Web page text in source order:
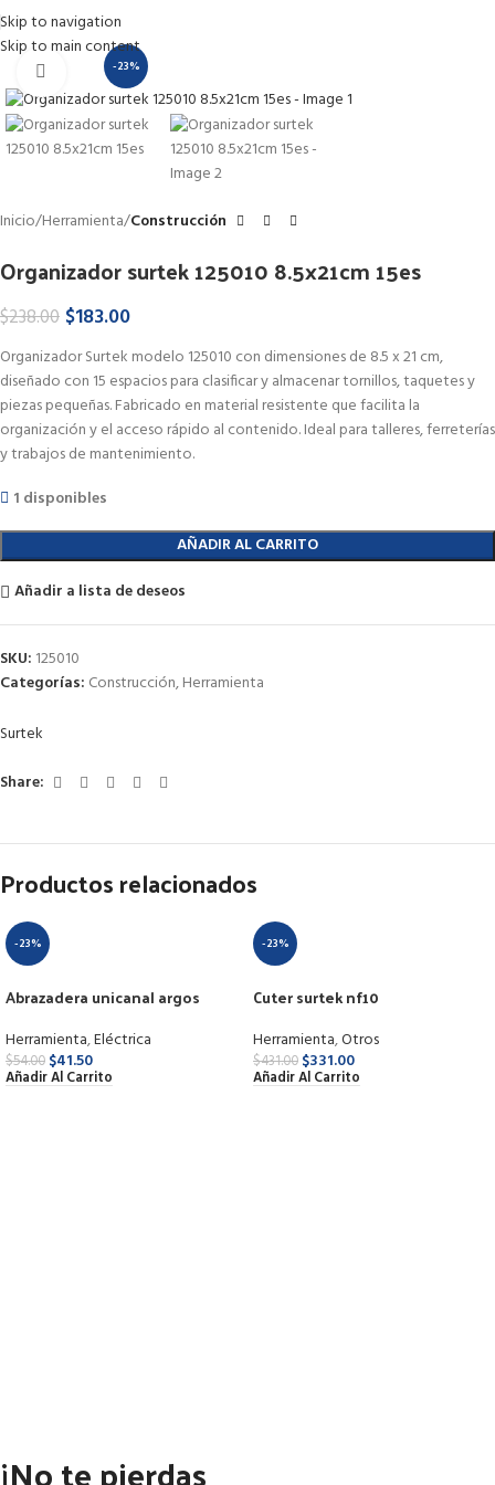
Skip to navigation
Skip to main content
-23%
Haga Click para agrandar
Inicio Herramienta Construcción
Organizador surtek 125010 8.5x21cm 15es
$238.00 $183.00
Organizador Surtek modelo 125010 con dimensiones de 8.5 x 21 cm,
diseñado con 15 espacios para clasificar y almacenar tornillos, taquetes y
piezas pequeñas. Fabricado en material resistente que facilita la
organización y el acceso rápido al contenido. Ideal para talleres, ferreterías
y trabajos de mantenimiento.
1 disponibles
AÑADIR AL CARRITO
Añadir a lista de deseos
SKU: 125010
Categorías: Construcción,Herramienta
Surtek
Share:
Productos relacionados
-23%
Abrazadera unicanal argos
Herramienta,Eléctrica
$54.00 $41.50
Añadir Al Carrito
-23%
Cuter surtek nf10
Herramienta,Otros
$431.00 $331.00
Añadir Al Carrito